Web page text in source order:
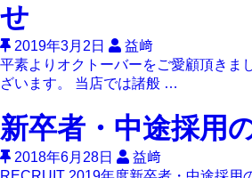
せ
2019年3月2日
益﨑
平素よりオクトーバーをご愛顧頂きま
ざいます。 当店では諸般 …
新卒者・中途採用
2018年6月28日
益﨑